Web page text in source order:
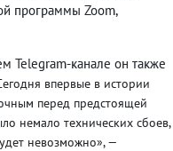
программы Zoom,
Telegram-канале он также
впервые в истории
перед предстоящей
немало технических сбоев,
невозможно», —